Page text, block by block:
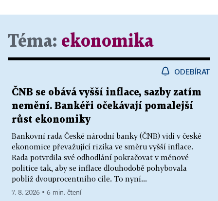
Téma: ekonomika
ODEBÍRAT
ČNB se obává vyšší inflace, sazby zatím
nemění. Bankéři očekávají pomalejší
růst ekonomiky
Bankovní rada České národní banky (ČNB) vidí v české
ekonomice převažující rizika ve směru vyšší inflace.
Rada potvrdila své odhodlání pokračovat v měnové
politice tak, aby se inflace dlouhodobě pohybovala
poblíž dvouprocentního cíle. To nyní...
7. 8. 2026 ▪ 6 min. čtení